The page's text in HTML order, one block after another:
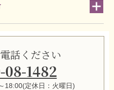
話ください
08-1482
18:00(定休日：火曜日)